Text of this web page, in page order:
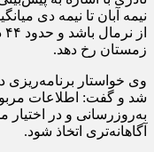
نیمه آبان تا نیمه دی
زمستان رخ دهد.
وی خواستار
شد و گفت: اطلاعات
به‌روزرسانی و در اختیار
آگاهانه‌تری اتخاذ شود.